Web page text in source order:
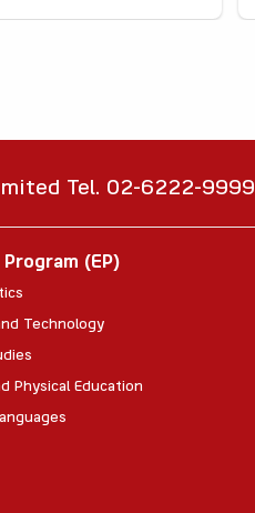
Tel. 02-6222-9999
(EP)
Technology
Physical Education